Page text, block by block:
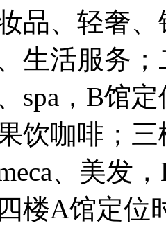
、轻奢、
生活服务
spa，B馆
饮咖啡；
、美发
楼A馆定